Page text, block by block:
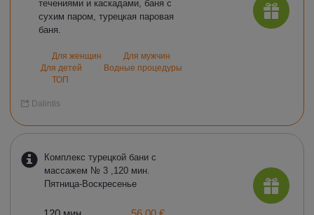
течениями и каскадами, баня с
сухим паром, турецкая паровая
баня.
Для женщин
Для мужчин
Для детей
Водные процедуры
ТОП
Dalintis
Комплекс турецкой бани с
массажем № 3 ,120 мин.
Пятница-Воскресенье